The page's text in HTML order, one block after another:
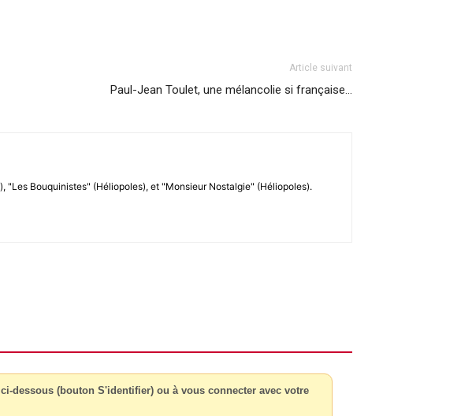
Article suivant
Paul-Jean Toulet, une mélancolie si française…
Bouquinistes" (Héliopoles), et "Monsieur Nostalgie" (Héliopoles).
dessous (bouton S'identifier) ou à vous connecter avec votre